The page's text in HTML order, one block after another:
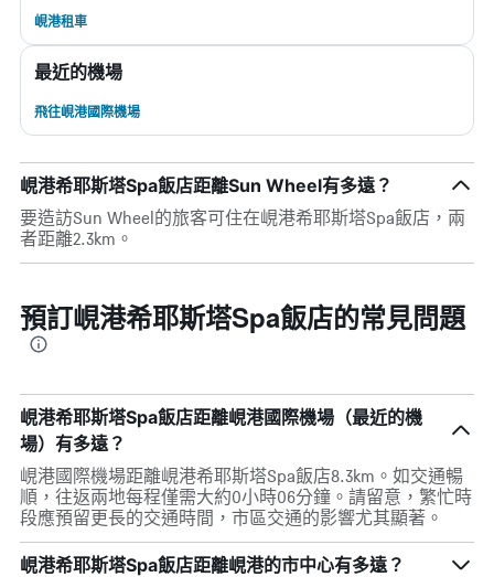
峴港租車
最近的機場
飛往峴港國際機場
峴港希耶斯塔Spa飯店距離Sun Wheel有多遠？
要造訪Sun Wheel的旅客可住在峴港希耶斯塔Spa飯店，兩
者距離2.3km。
預訂峴港希耶斯塔Spa飯店的常見問題
峴港希耶斯塔Spa飯店距離峴港國際機場（最近的機
場）有多遠？
峴港國際機場距離峴港希耶斯塔Spa飯店8.3km。如交通暢
順，往返兩地每程僅需大約0小時06分鐘。請留意，繁忙時
段應預留更長的交通時間，市區交通的影響尤其顯著。
峴港希耶斯塔Spa飯店距離峴港的市中心有多遠？